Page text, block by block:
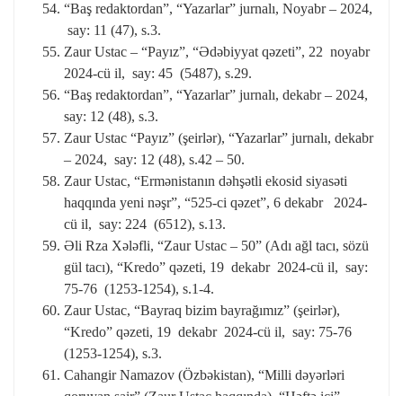
“Baş redaktordan”, “Yazarlar” jurnalı, Noyabr – 2024,
say: 11 (47), s.3.
Zaur Ustac – “Payız”, “Ədəbiyyat qəzeti”, 22 noyabr
2024-cü il, say: 45 (5487), s.29.
“Baş redaktordan”, “Yazarlar” jurnalı, dekabr – 2024,
say: 12 (48), s.3.
Zaur Ustac “Payız” (şeirlər), “Yazarlar” jurnalı, dekabr
– 2024, say: 12 (48), s.42 – 50.
Zaur Ustac, “Ermənistanın dəhşətli ekosid siyasəti
haqqında yeni nəşr”, “525-ci qəzet”, 6 dekabr 2024-
cü il, say: 224 (6512), s.13.
Əli Rza Xələfli, “Zaur Ustac – 50” (Adı ağl tacı, sözü
gül tacı), “Kredo” qəzeti, 19 dekabr 2024-cü il, say:
75-76 (1253-1254), s.1-4.
Zaur Ustac, “Bayraq bizim bayrağımız” (şeirlər),
“Kredo” qəzeti, 19 dekabr 2024-cü il, say: 75-76
(1253-1254), s.3.
Cahangir Namazov (Özbəkistan), “Milli dəyərləri